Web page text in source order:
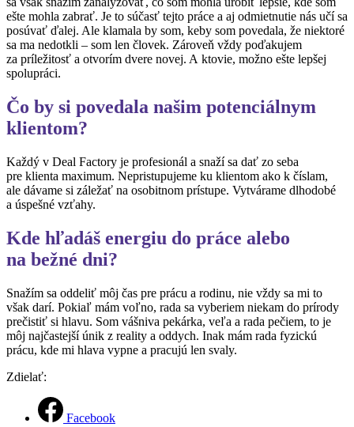
ešte mohla zabrať. Je to súčasť tejto práce a aj odmietnutie nás učí sa
posúvať ďalej. Ale klamala by som, keby som povedala, že niektoré
sa ma nedotkli – som len človek. Zároveň vždy poďakujem
za príležitosť a otvorím dvere novej. A ktovie, možno ešte lepšej
spolupráci.
Čo by si povedala našim potenciálnym
klientom?
Každý v Deal Factory je profesionál a snaží sa dať zo seba
pre klienta maximum. Nepristupujeme ku klientom ako k číslam,
ale dávame si záležať na osobitnom prístupe. Vytvárame dlhodobé
a úspešné vzťahy.
Kde hľadáš energiu do práce alebo
na bežné dni?
Snažím sa oddeliť môj čas pre prácu a rodinu, nie vždy sa mi to
však darí. Pokiaľ mám voľno, rada sa vyberiem niekam do prírody
prečistiť si hlavu. Som vášniva pekárka, veľa a rada pečiem, to je
môj najčastejší únik z reality a oddych. Inak mám rada fyzickú
prácu, kde mi hlava vypne a pracujú len svaly.
Zdielať:
Facebook